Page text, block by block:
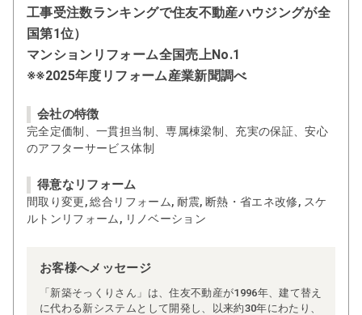
工事受注数ランキングで住友不動産ハウジングが全
国第1位）
マンションリフォーム全国売上No.1
※※2025年度リフォーム産業新聞調べ
会社の特徴
完全定価制、一貫担当制、専属棟梁制、充実の保証、安心
のアフターサービス体制
得意なリフォーム
間取り変更, 総合リフォーム, 耐震, 断熱・省エネ改修, スケ
ルトンリフォーム, リノベーション
お客様へメッセージ
「新築そっくりさん」は、住友不動産が1996年、建て替え
に代わる新システムとして開発し、以来約30年にわたり、